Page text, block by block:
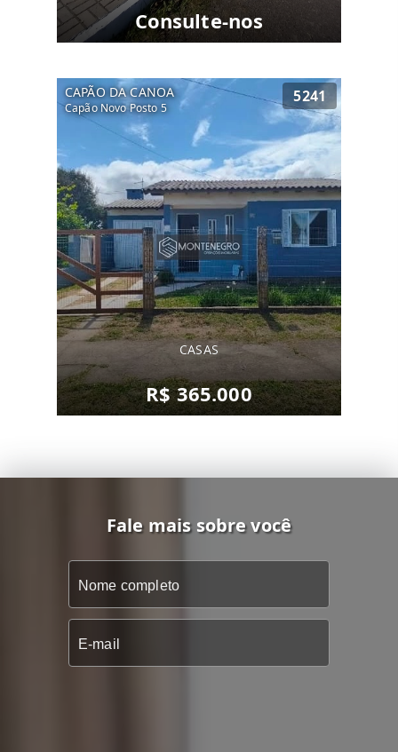
Consulte-nos
CAPÃO DA CANOA
Capão Novo Posto 5
5241
CASAS
R$ 365.000
Fale mais sobre você